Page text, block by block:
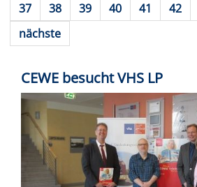
37
38 39 40 41 42
nächste
CEWE besucht VHS LP